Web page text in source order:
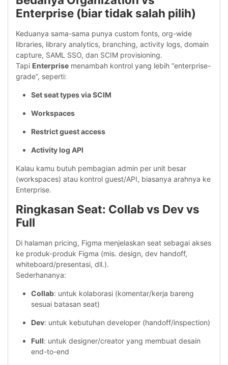
Enterprise (biar tidak salah pilih)
Keduanya sama-sama punya custom fonts, org-wide
libraries, library analytics, branching, activity logs, domain
capture, SAML SSO, dan SCIM provisioning.
Tapi Enterprise menambah kontrol yang lebih “enterprise-
grade”, seperti:
Set seat types via SCIM
Workspaces
Restrict guest access
Activity log API
Kalau kamu butuh pembagian admin per unit besar
(workspaces) atau kontrol guest/API, biasanya arahnya ke
Enterprise.
Ringkasan Seat: Collab vs Dev vs
Full
Di halaman pricing, Figma menjelaskan seat sebagai akses
ke produk-produk Figma (mis. design, dev handoff,
whiteboard/presentasi, dll.).
Sederhananya:
Collab: untuk kolaborasi (komentar/kerja bareng
sesuai batasan seat)
Dev: untuk kebutuhan developer (handoff/inspection)
Full: untuk designer/creator yang membuat desain
end-to-end